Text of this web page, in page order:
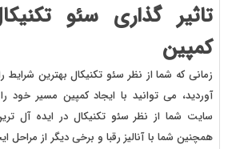
تاثیر گذاری سئو
کمپین
زمانی که شما از نظر سئو تکنیکال بهترین
آوردید، می توانید با ایجاد کمپین مسیر خود
سایت شما از نظر سئو تکنیکال در ایده آل
همچنین شما با آنالیز رقبا و برخی دیگر از مراحل